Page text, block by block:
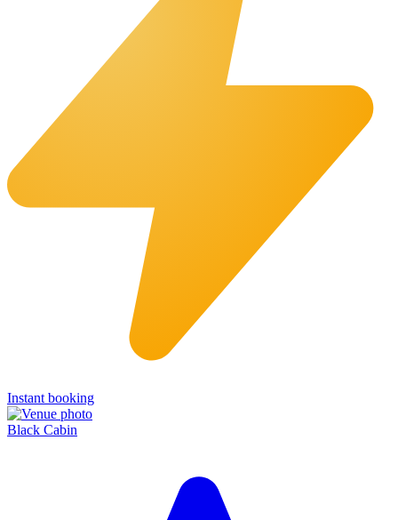
Instant booking
Black Cabin